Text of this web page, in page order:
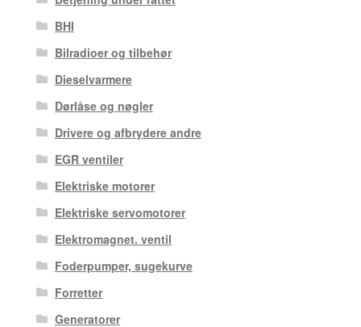
BHI
Bilradioer og tilbehør
Dieselvarmere
Dørlåse og nøgler
Drivere og afbrydere andre
EGR ventiler
Elektriske motorer
Elektriske servomotorer
Elektromagnet. ventil
Foderpumper, sugekurve
Forretter
Generatorer